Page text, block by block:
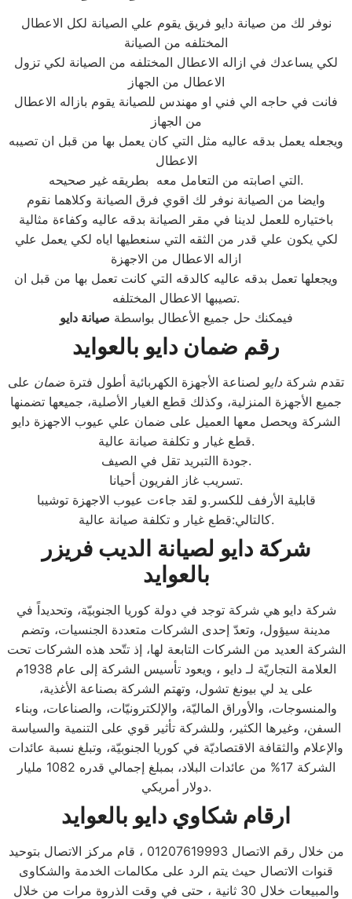
نوفر لك من صيانة دايو فريق يقوم علي الصيانة لكل الاعطال
المختلفه من الصيانة
لكي يساعدك في ازاله الاعطال المختلفه من الصيانة لكي تزول
الاعطال من الجهاز
فانت في حاجه الي فني او مهندس للصيانة يقوم بازاله الاعطال
من الجهاز
ويجعله يعمل بدقه عاليه مثل التي كان يعمل بها من قبل ان تصيبه
الاعطال
التي اصابته من التعامل معه بطريقه غير صحيحه.
وايضا من الصيانة نوفر لك اقوي فرق الصيانة وكلاهما نقوم
باختياره للعمل لدينا في مقر الصيانة بدقه عاليه وكفاءة مثالية
لكي يكون علي قدر من الثقه التي سنعطيها اياه لكي يعمل علي
ازاله الاعطال من الاجهزة
ويجعلها تعمل بدقه عاليه كالدقه التي كانت تعمل بها من قبل ان
تصيبها الاعطال المختلفه.
فيمكنك حل جميع الأعطال بواسطة صيانة دايو
رقم ضمان دايو بالعوايد
تقدم شركة دايو لصناعة الأجهزة الكهربائية أطول فترة ضمان على
جميع الأجهزة المنزلية، وكذلك قطع الغيار الأصلية، جميعها تضمنها
الشركة ويحصل معها العميل على ضمان علي عيوب الاجهزة دايو
قطع غيار و تكلفة صيانة عالية.
جودة االتبريد تقل في الصيف.
تسريب غاز الفريون أحيانا.
قابلية الأرفف للكسر.و لقد جاءت عيوب الاجهزة توشيبا
كالتالي:قطع غيار و تكلفة صيانة عالية.
شركة دايو لصيانة الديب فريزر
بالعوايد
شركة دايو هي شركة توجد في دولة كوريا الجنوبيّة، وتحديداً في
مدينة سيؤول، وتعدّ إحدى الشركات متعددة الجنسيات، وتضم
الشركة العديد من الشركات التابعة لها، إذ تتّحد هذه الشركات تحت
العلامة التجاريّة لـ دايو ، ويعود تأسيس الشركة إلى عام 1938م
على يد لي بيونغ تشول، وتهتم الشركة بصناعة الأغذية،
والمنسوجات، والأوراق الماليّة، والإلكترونيّات، والصناعات، وبناء
السفن، وغيرها الكثير، وللشركة تأثير قوي على التنمية والسياسة
والإعلام والثقافة الاقتصاديّة في كوريا الجنوبيّة، وتبلغ نسبة عائدات
الشركة 17% من عائدات البلاد، بمبلغ إجمالي قدره 1082 مليار
دولار أمريكي.
ارقام شكاوي دايو بالعوايد
من خلال رقم الاتصال 01207619993 ، قام مركز الاتصال بتوحيد
قنوات الاتصال حيث يتم الرد على مكالمات الخدمة والشكاوى
والمبيعات خلال 30 ثانية ، حتى في وقت الذروة مرات من خلال